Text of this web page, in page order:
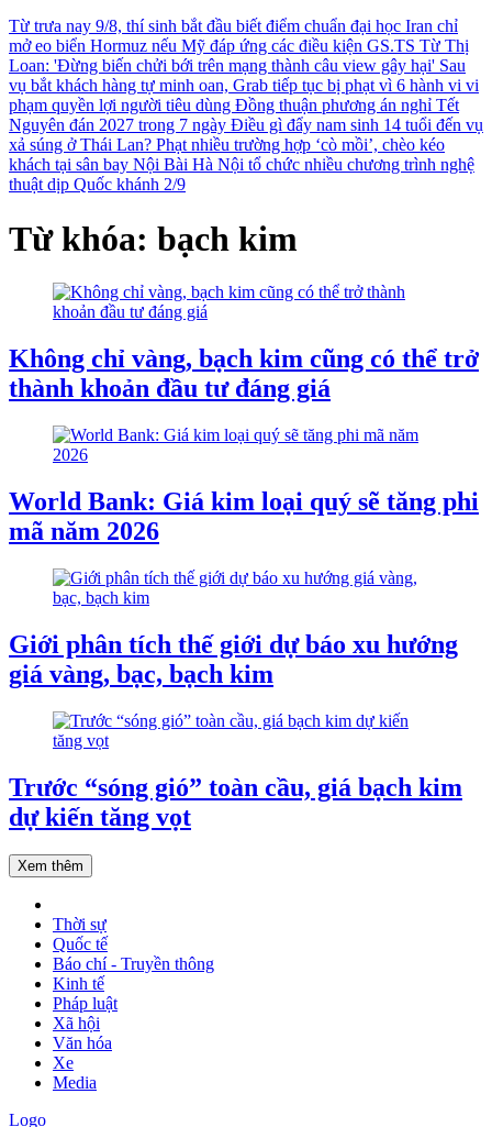
Từ trưa nay 9/8, thí sinh bắt đầu biết điểm chuẩn đại học Iran chỉ
mở eo biển Hormuz nếu Mỹ đáp ứng các điều kiện GS.TS Từ Thị
Loan: 'Đừng biến chửi bới trên mạng thành câu view gây hại' Sau
vụ bắt khách hàng tự minh oan, Grab tiếp tục bị phạt vì 6 hành vi vi
phạm quyền lợi người tiêu dùng Đồng thuận phương án nghỉ Tết
Nguyên đán 2027 trong 7 ngày Điều gì đẩy nam sinh 14 tuổi đến vụ
xả súng ở Thái Lan? Phạt nhiều trường hợp ‘cò mồi’, chèo kéo
khách tại sân bay Nội Bài Hà Nội tổ chức nhiều chương trình nghệ
thuật dịp Quốc khánh 2/9
Từ khóa: bạch kim
Không chỉ vàng, bạch kim cũng có thể trở
thành khoản đầu tư đáng giá
World Bank: Giá kim loại quý sẽ tăng phi
mã năm 2026
Giới phân tích thế giới dự báo xu hướng
giá vàng, bạc, bạch kim
Trước “sóng gió” toàn cầu, giá bạch kim
dự kiến tăng vọt
Xem thêm
Thời sự
Quốc tế
Báo chí - Truyền thông
Kinh tế
Pháp luật
Xã hội
Văn hóa
Xe
Media
Logo